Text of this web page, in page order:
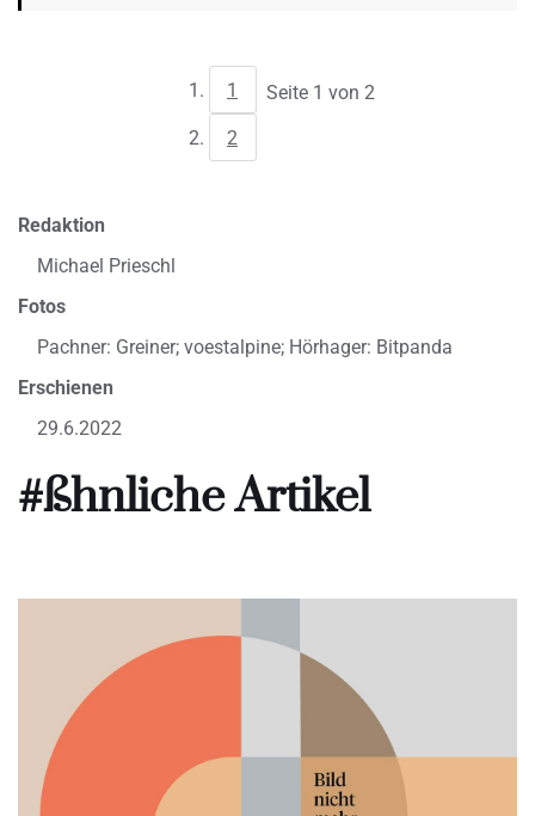
1
2
Seite 1 von 2
Redaktion
Michael Prieschl
Fotos
Pachner: Greiner; voestalpine; Hörhager: Bitpanda
Erschienen
29.6.2022
#ßhnliche Artikel